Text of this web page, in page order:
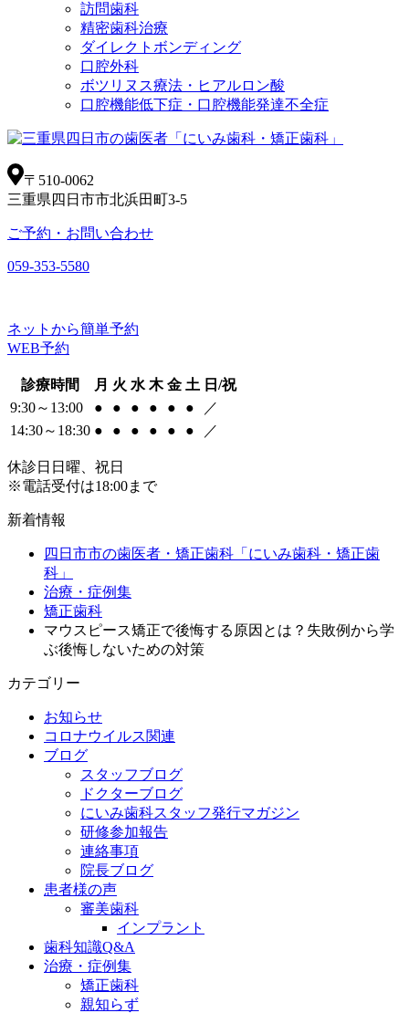
訪問歯科
精密歯科治療
ダイレクトボンディング
口腔外科
ボツリヌス療法・ヒアルロン酸
口腔機能低下症・口腔機能発達不全症
〒510-0062
三重県四日市市北浜田町3-5
ご予約・お問い合わせ
059-353-5580
ネットから簡単予約
WEB予約
診療時間 月 火 水 木 金 土 日/祝
9:30～13:00
● ● ● ● ● ●
／
14:30～18:30 ● ● ● ● ● ● ／
休診日 日曜、祝日
※電話受付は18:00まで
新着情報
四日市市の歯医者・矯正歯科「にいみ歯科・矯正歯
科」
治療・症例集
矯正歯科
マウスピース矯正で後悔する原因とは？失敗例から学
ぶ後悔しないための対策
カテゴリー
お知らせ
コロナウイルス関連
ブログ
スタッフブログ
ドクターブログ
にいみ歯科スタッフ発行マガジン
研修参加報告
連絡事項
院長ブログ
患者様の声
審美歯科
インプラント
歯科知識Q&A
治療・症例集
矯正歯科
親知らず